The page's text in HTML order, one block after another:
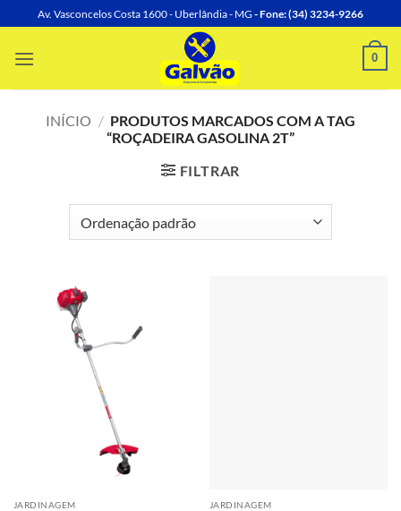
to
content
Av. Vasconcelos Costa 1600 - Uberlândia - MG - Fone: (34) 3234-9266
0
INÍCIO / PRODUTOS MARCADOS COM A TAG
“ROÇADEIRA GASOLINA 2T”
FILTRAR
JARDINAGEM JARDINAGEM